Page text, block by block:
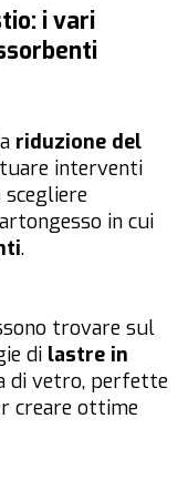
i vari
riduzione del
interventi
scegliere
in cui
.
trovare sul
di lastre in
di vetro, perfette
creare ottime